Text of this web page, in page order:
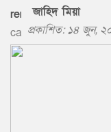
জাহিদ মিয়া
প্রকাশিত: ১৪ জুন,